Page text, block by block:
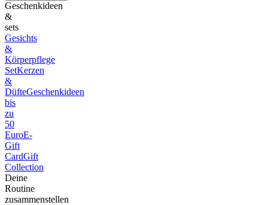
Geschenkideen
&
sets
Gesichts
&
Körperpflege
SetKerzen
&
DüfteGeschenkideen
bis
zu
50
EuroE-
Gift
CardGift
Collection
Deine
Routine
zusammenstellen